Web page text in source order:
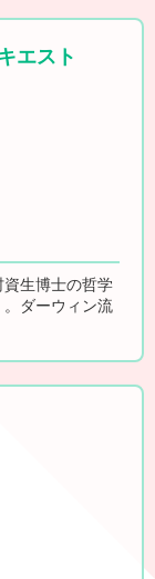
エスト
生博士の哲学
ダーウィン流